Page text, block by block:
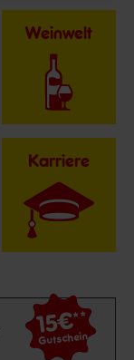
Weinwelt
Karriere
15€**
Gutschein